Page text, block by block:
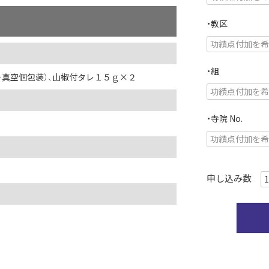
・教区
・組
・寺院 No.
空個包装）、山椒付タレ１５ｇ×２